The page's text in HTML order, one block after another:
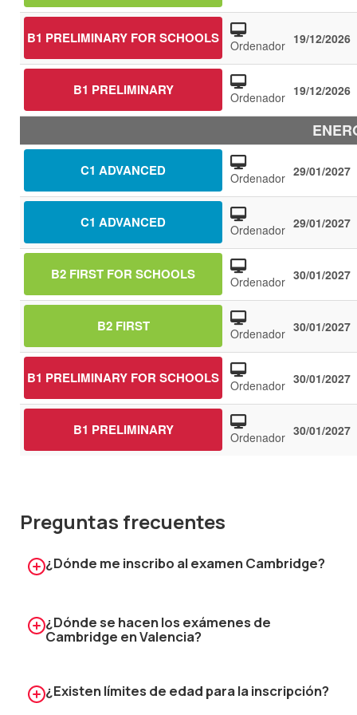
B1 PRELIMINARY FOR SCHOOLS Ordenador 19/12/2026
B1 PRELIMINARY Ordenador 19/12/2026
C1 ADVANCED Ordenador 29/01/2027
C1 ADVANCED Ordenador 29/01/2027
B2 FIRST FOR SCHOOLS Ordenador 30/01/2027
B2 FIRST Ordenador 30/01/2027
B1 PRELIMINARY FOR SCHOOLS Ordenador 30/01/2027
B1 PRELIMINARY Ordenador 30/01/2027
Preguntas frecuentes
¿Dónde me inscribo al examen Cambridge?
Al matricularte en el examen oficial con nosotros
disfrutarás de ventajas, como un "Speaking Mock
examen oficial) y las gestión integral desde la
formación hasta la entrega del certificado.
¿Dónde se hacen los exámenes de
Cambridge en Valencia?
en la provincia de Valencia. El examen se realiza en
¿Existen límites de edad para la inscripción?